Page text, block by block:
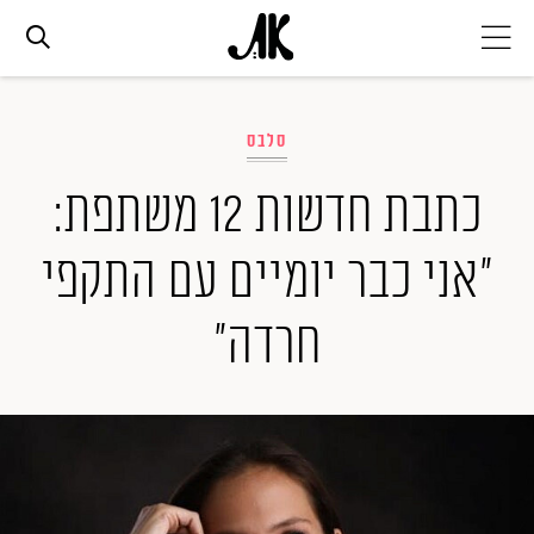
אופנה
ביוטי
סלבס
ערוצים נוספים
המגזין
סלבס
כתבת חדשות 12 משתפת:
"אני כבר יומיים עם התקפי
חרדה"